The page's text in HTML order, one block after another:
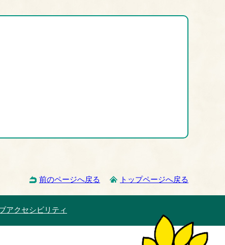
前のページへ戻る トップページへ戻る
アクセシビリティ